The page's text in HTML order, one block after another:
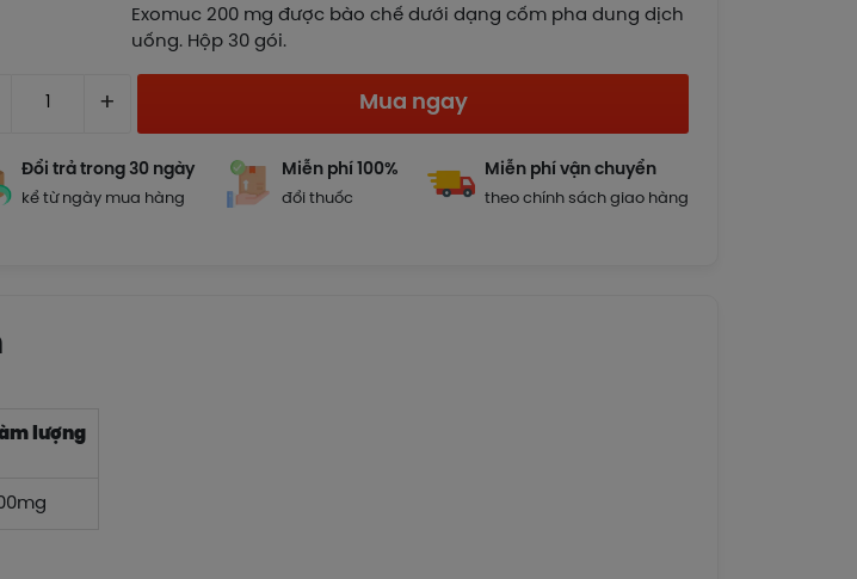
Exomuc 200 mg được bào chế dưới dạng cốm pha dung dịch
uống. Hộp 30 gói.
+ Mua ngay
Đổi trả trong 30 ngày
kể từ ngày mua hàng
Miễn phí 100%
đổi thuốc
Miễn phí vận chuyển
theo chính sách giao hàng
lượng